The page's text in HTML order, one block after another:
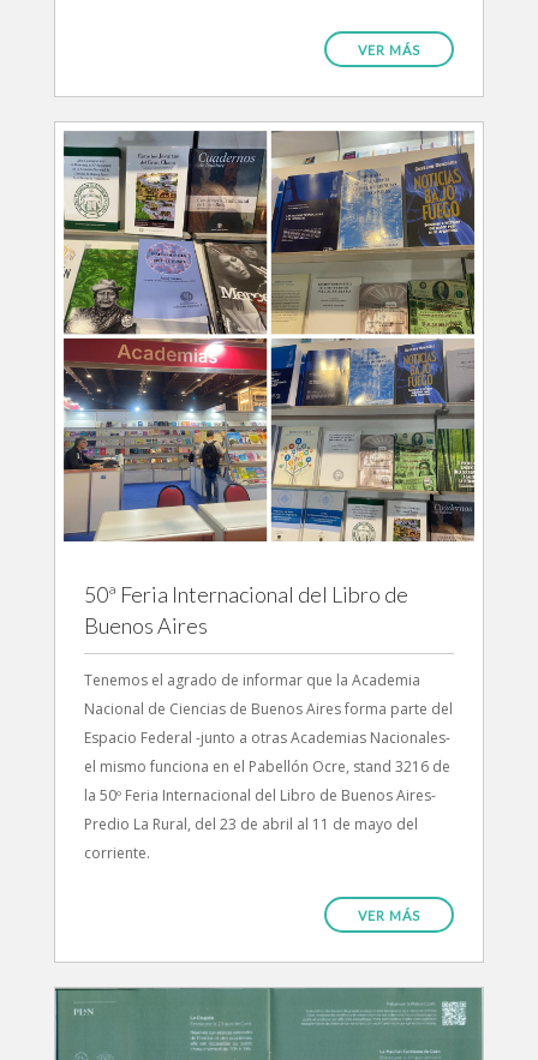
VER MÁS
50ª Feria Internacional del Libro de
Buenos Aires
Tenemos el agrado de informar que la Academia
Nacional de Ciencias de Buenos Aires forma parte del
Espacio Federal -junto a otras Academias Nacionales-
el mismo funciona en el Pabellón Ocre, stand 3216 de
la 50º Feria Internacional del Libro de Buenos Aires-
Predio La Rural, del 23 de abril al 11 de mayo del
corriente.
VER MÁS